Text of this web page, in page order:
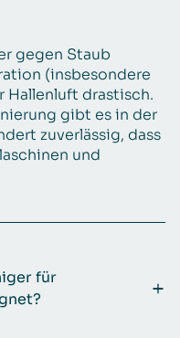
gegen Staub
(insbesondere
Hallenluft drastisch.
gibt es in der
zuverlässig, dass
und
für